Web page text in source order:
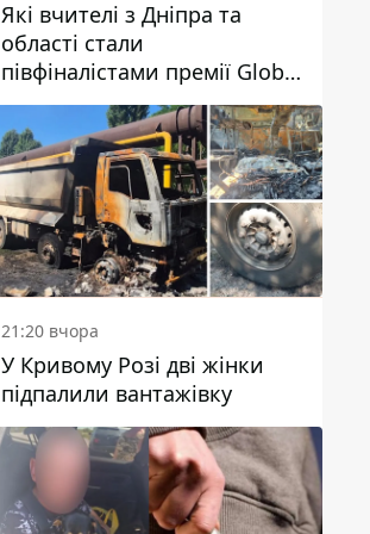
Які вчителі з Дніпра та
області стали
півфіналістами премії Global
Teacher Prize Ukraine 2026
21:20 вчора
У Кривому Розі дві жінки
підпалили вантажівку